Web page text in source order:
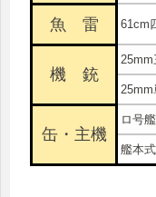
魚 雷 61cm
機 銃
缶・主機
ロ号
艦本